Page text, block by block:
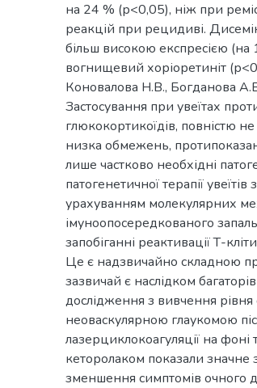
на 24 % (р<0,05), ніж при
реакцій при рецидиві.
більш високою експресією
вогнищевий хоріоретиніт
Коновалова Н.В., Богданова
Застосування при увеїтах
глюкокортикоїдів, повністю
низка обмежень,
лише частково необхідні
патогенетичної терапії
урахуванням молекулярних
імуноопосередкованого
запобіганні реактивації Т-
Це є надзвичайно складною
зазвичай є наслідком
дослідження з вивчення рівня
неоваскулярною глаукомою
лазерциклокоагуляції на фоні
кеторолаком показали
зменшення симптомів очного